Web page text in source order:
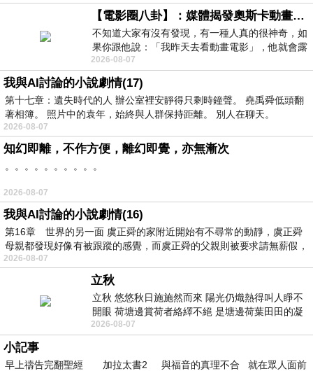
【電影圈八卦】：媒體揭發奧斯卡動畫項目投票醜聞！好萊塢為什麼看不起動畫電影？
不知道大家有沒有發現，有一種人真的很神奇，如
果你跟他說：「我昨天去看動畫電影」，他就會露
出一種慈祥的微笑，然後問你是不是陪小
2026-08-07
我與AI討論的小說劇情(17)
第十七章：遺失時代的人 辦公室裡安靜得只剩時鐘聲。 堯禹舜低頭翻
著相簿。 照片中的袁年，始終與人群保持距離。 別人在聊天。
2026-08-07
知幻即離，不作方便，離幻即覺，亦無漸次
。。。。。。。。。。
2026-08-07
我與AI討論的小說劇情(16)
第16章 世界的另一面 虞正舜的家附近開始有不尋常的動靜，虞正舜
母親都發現好像有被跟蹤的感覺，而虞正舜的父親則被要求請無薪假，
2026-08-07
立秋
立秋 悠悠秋日施施然而來 陽光仍熾熱得叫人睜不
開眼 荷塘邊賞荷者絡繹不絕 是塘邊荷葉田田的凝
望 風中飄逸的是映日荷花別樣紅
2026-08-07
小記事
早上禱告完翻聖經 加拉太書2 與福音的真理不合 就在眾人面前